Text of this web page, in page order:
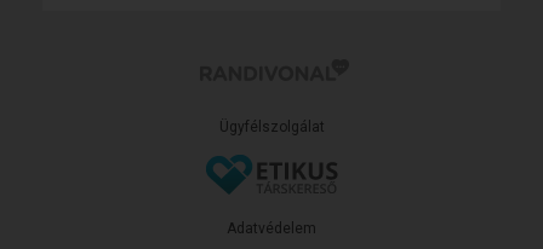
Ügyfélszolgálat
Adatvédelem